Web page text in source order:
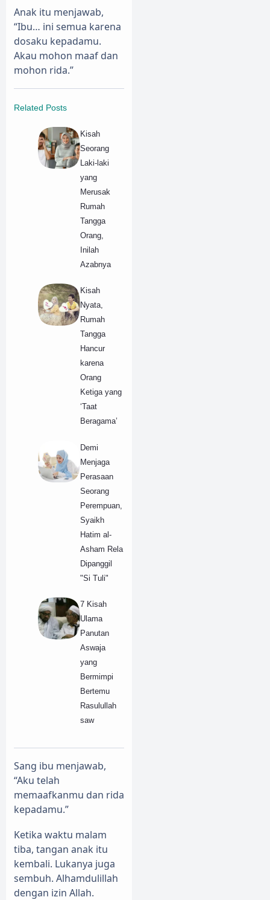
Anak itu menjawab,
“Ibu… ini semua karena
dosaku kepadamu.
Akau mohon maaf dan
mohon rida.”
Related Posts
Kisah
Seorang
Laki-laki
yang
Merusak
Rumah
Tangga
Orang,
Inilah
Azabnya
Kisah
Nyata,
Rumah
Tangga
Hancur
karena
Orang
Ketiga yang
‘Taat
Beragama’
Demi
Menjaga
Perasaan
Seorang
Perempuan,
Syaikh
Hatim al-
Asham Rela
Dipanggil
"Si Tuli"
7 Kisah
Ulama
Panutan
Aswaja
yang
Bermimpi
Bertemu
Rasulullah
saw
Sang ibu menjawab,
“Aku telah
memaafkanmu dan rida
kepadamu.”
Ketika waktu malam
tiba, tangan anak itu
kembali. Lukanya juga
sembuh. Alhamdulillah
dengan izin Allah.